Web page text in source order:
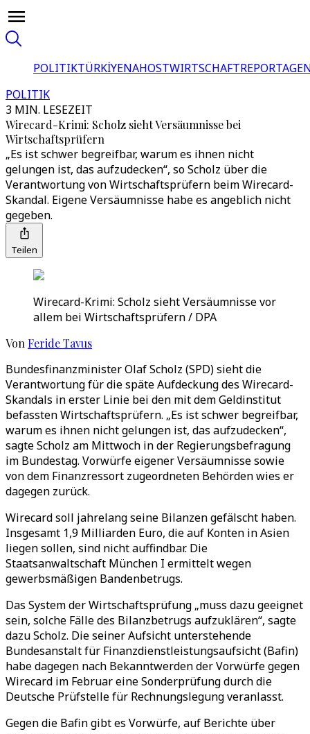
POLITIKTÜRKİYENAHOSTWIRTSCHAFT
POLITIK
3 MIN. LESEZEIT
Wirecard-Krimi: Scholz sieht Versäumnisse bei
Wirtschaftsprüfern
„Es ist schwer begreifbar, warum es ihnen nicht
gelungen ist, das aufzudecken“, so Scholz über die
Verantwortung von Wirtschaftsprüfern beim Wirecard-
Skandal. Eigene Versäumnisse habe es angeblich nicht
gegeben.
Teilen
Wirecard-Krimi: Scholz sieht Versäumnisse vor
allem bei Wirtschaftsprüfern / DPA
Von Feride Tavus
Bundesfinanzminister Olaf Scholz (SPD) sieht die
Verantwortung für die späte Aufdeckung des Wirecard-
Skandals in erster Linie bei den mit dem Geldinstitut
befassten Wirtschaftsprüfern. „Es ist schwer begreifbar,
warum es ihnen nicht gelungen ist, das aufzudecken“,
sagte Scholz am Mittwoch in der Regierungsbefragung
im Bundestag. Vorwürfe eigener Versäumnisse sowie
von dem Finanzressort zugeordneten Behörden wies er
dagegen zurück.
Wirecard soll jahrelang seine Bilanzen gefälscht haben.
Insgesamt 1,9 Milliarden Euro, die auf Konten in Asien
liegen sollen, sind nicht auffindbar. Die
Staatsanwaltschaft München I ermittelt wegen
gewerbsmäßigen Bandenbetrugs.
Das System der Wirtschaftsprüfung „muss dazu geeignet
sein, solche Fälle des Bilanzbetrugs aufzuklären“, sagte
dazu Scholz. Die seiner Aufsicht unterstehende
Bundesanstalt für Finanzdienstleistungsaufsicht (Bafin)
habe dagegen nach Bekanntwerden der Vorwürfe gegen
Wirecard im Februar eine Sonderprüfung durch die
Deutsche Prüfstelle für Rechnungslegung veranlasst.
Gegen die Bafin gibt es Vorwürfe, auf Berichte über